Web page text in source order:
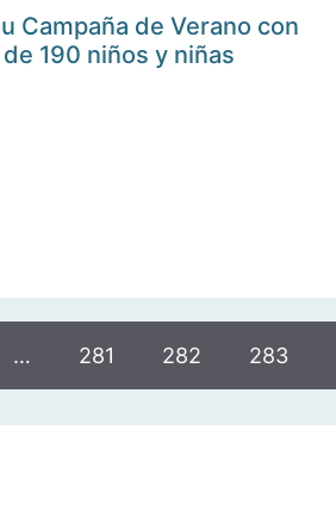
Campaña de Verano con
190 niños y niñas
… 281 282 283